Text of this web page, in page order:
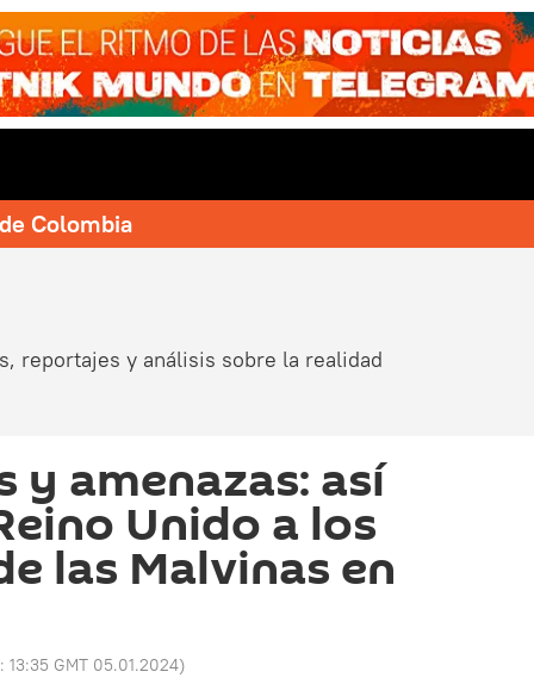
Colombia
reportajes y análisis sobre la realidad
y amenazas: así
Unido a los
las Malvinas en
13:35 GMT 05.01.2024)